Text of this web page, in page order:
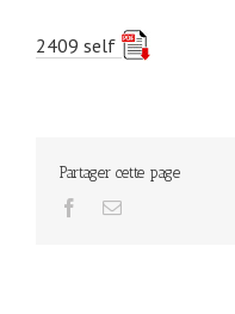
2409 self
Partager cette page